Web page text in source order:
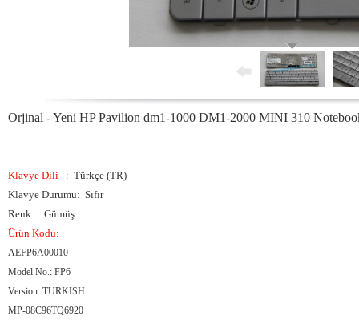
Orjinal - Yeni HP Pavilion dm1-1000 DM1-2000 MINI 310
Klavye Dili : Türkçe (TR)
Klavye Durumu: Sıfır
Renk: Gümüş
Ürün Kodu:
AEFP6A00010
Model No.: FP6
Version: TURKISH
MP-08C96TQ6920